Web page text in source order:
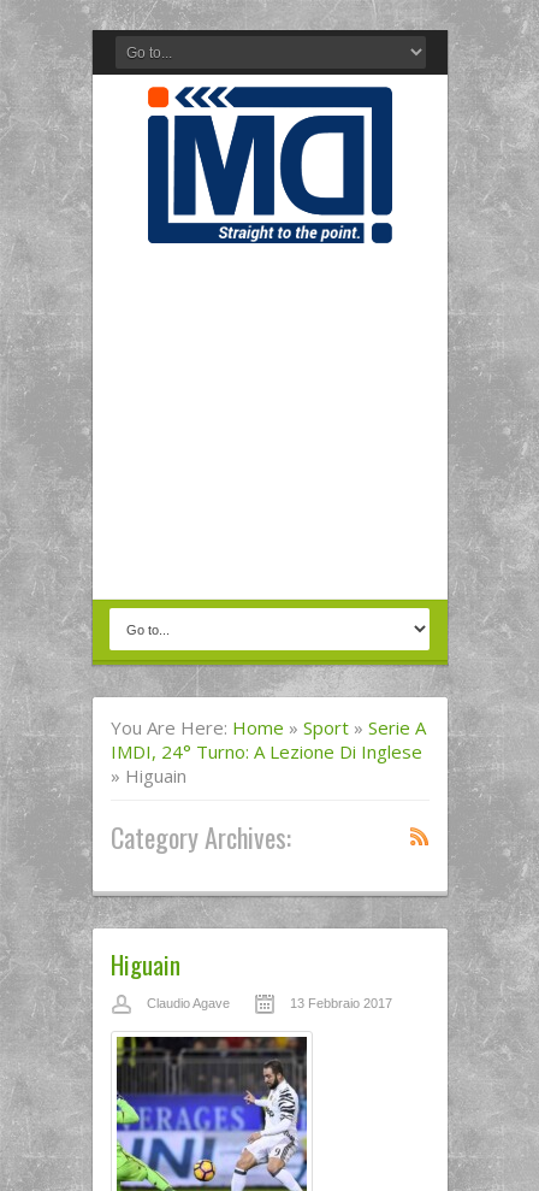
You Are Here: Home » Sport » Serie A
IMDI, 24° Turno: A Lezione Di Inglese
» Higuain
Category Archives:
Higuain
Claudio Agave 13 Febbraio 2017